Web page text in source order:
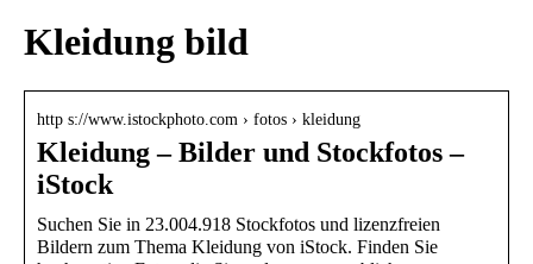
Kleidung bild
http s://www.istockphoto.com › fotos › kleidung
Kleidung – Bilder und Stockfotos –
iStock
Suchen Sie in 23.004.918 Stockfotos und lizenzfreien
Bildern zum Thema Kleidung von iStock. Finden Sie